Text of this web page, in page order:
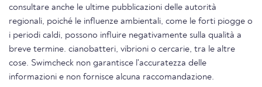
consultare anche le ultime pubblicazioni delle autorità
regionali, poiché le influenze ambientali, come le forti piogge o
i periodi caldi, possono influire negativamente sulla qualità a
breve termine. cianobatteri, vibrioni o cercarie, tra le altre
cose. Swimcheck non garantisce l'accuratezza delle
informazioni e non fornisce alcuna raccomandazione.